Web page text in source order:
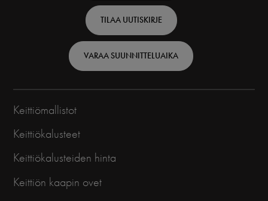
Finnish
TILAA UUTISKIRJE
VARAA SUUNNITTELUAIKA
Keittiömallistot
Keittiökalusteet
Keittiökalusteiden hinta
Keittiön kaapin ovet